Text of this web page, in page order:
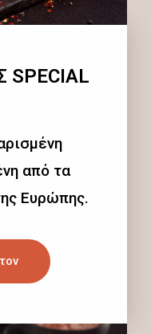
SPECIAL
από τα
Ευρώπης.